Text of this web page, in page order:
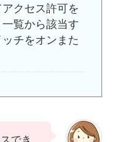
クセス許可を
覧から該当す
チをオンまた